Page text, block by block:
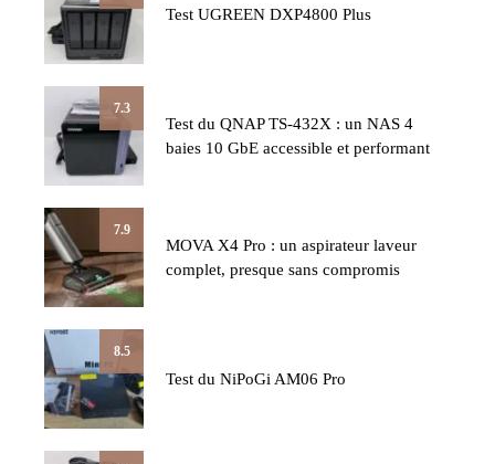
Test UGREEN DXP4800 Plus
7.3
Test du QNAP TS-432X : un NAS 4
baies 10 GbE accessible et performant
7.9
MOVA X4 Pro : un aspirateur laveur
complet, presque sans compromis
8.5
Test du NiPoGi AM06 Pro